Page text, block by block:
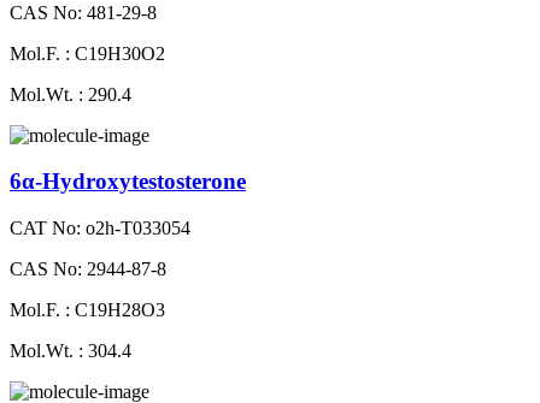
CAS No: 481-29-8
Mol.F. : C19H30O2
Mol.Wt. : 290.4
6α-Hydroxytestosterone
CAT No: o2h-T033054
CAS No: 2944-87-8
Mol.F. : C19H28O3
Mol.Wt. : 304.4